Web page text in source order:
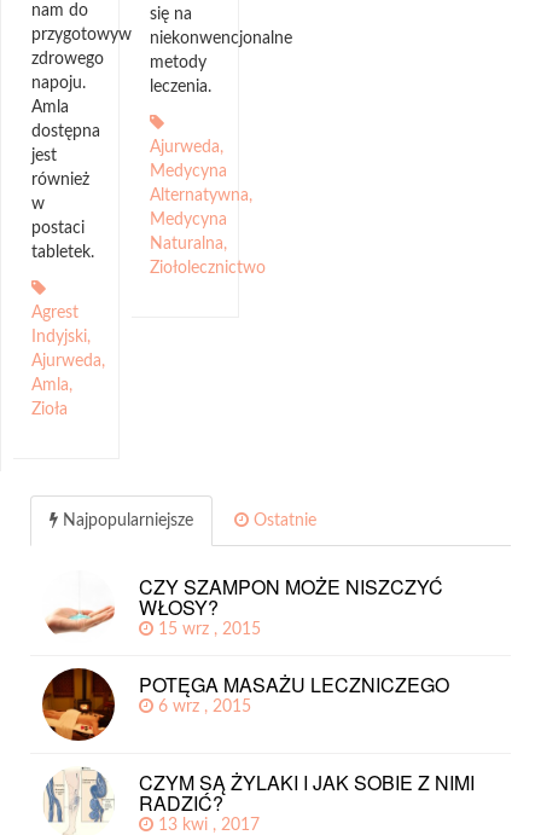
nam do
przygotowywania
zdrowego
napoju.
Amla
dostępna
jest
również
w
postaci
tabletek.
Agrest
Indyjski,
Ajurweda,
Amla,
Zioła
się na
niekonwencjonalne
metody
leczenia.
Ajurweda,
Medycyna
Alternatywna,
Medycyna
Naturalna,
Ziołolecznictwo
Najpopularniejsze Ostatnie
CZY SZAMPON MOŻE NISZCZYĆ
WŁOSY?
15 wrz , 2015
POTĘGA MASAŻU LECZNICZEGO
6 wrz , 2015
CZYM SĄ ŻYLAKI I JAK SOBIE Z NIMI
RADZIĆ?
13 kwi , 2017